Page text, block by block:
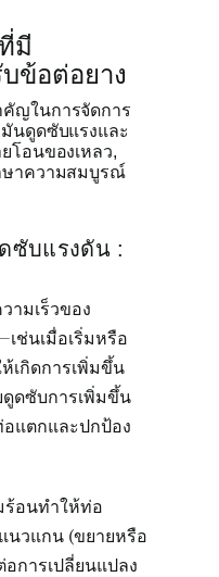
มี
ข้อต่อยาง
ญในการจัดการ
นดูดซับแรงและ
โอนของเหลว,
ษาความสมบูรณ์
ซับแรงดัน :
ามเร็วของ
ช่นเมื่อเริ่มหรือ
เกิดการเพิ่มขึ้น
ดซับการเพิ่มขึ้น
แตกและปกป้อง
ร้อนทำให้ท่อ
นวแกน (ขยายหรือ
การเปลี่ยนแปลง